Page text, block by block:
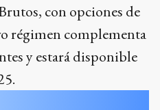
con opciones de
régimen complementa
y estará disponible